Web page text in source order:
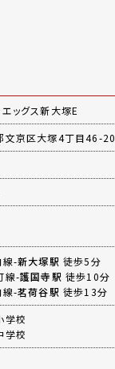
エッグス新大塚E
文京区大塚4丁目46-20
線-新大塚駅 徒歩5分
線-護国寺駅 徒歩10分
線-茗荷谷駅 徒歩13分
学校
学校